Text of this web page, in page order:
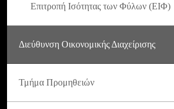
Επιτροπή Ισότητας των Φύλων (ΕΙΦ)
Διεύθυνση Οικονομικής Διαχείρισης
Τμήμα Προμηθειών